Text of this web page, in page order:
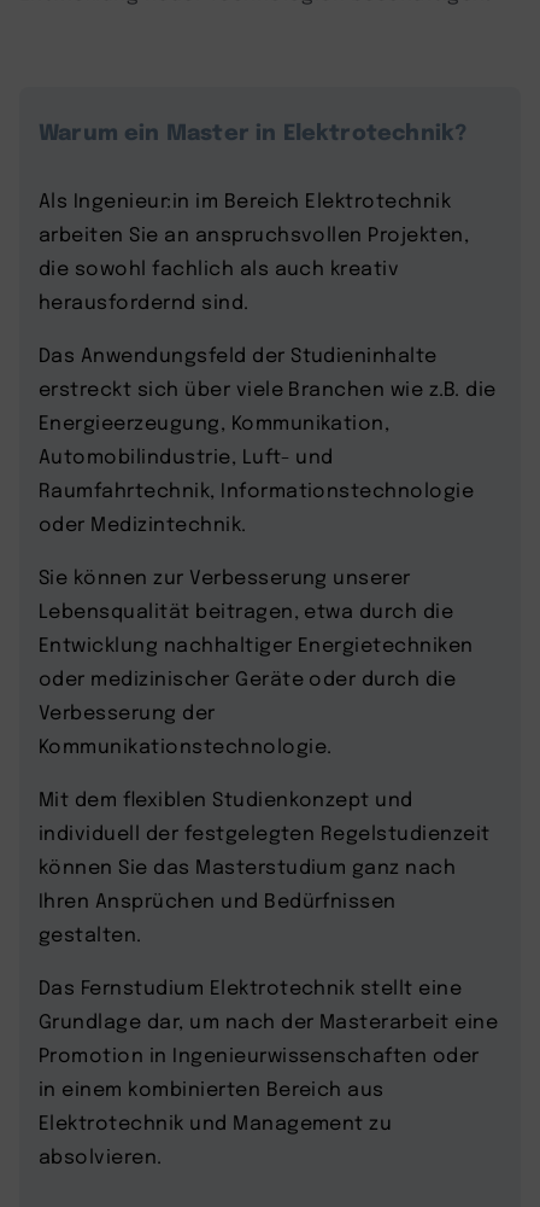
Warum ein Master in Elektrotechnik?
Als Ingenieur:in im Bereich Elektrotechnik
arbeiten Sie an anspruchsvollen Projekten,
die sowohl fachlich als auch kreativ
herausfordernd sind.
Das Anwendungsfeld der Studieninhalte
erstreckt sich über viele Branchen wie z.B. die
Energieerzeugung, Kommunikation,
Automobilindustrie, Luft- und
Raumfahrtechnik, Informationstechnologie
oder Medizintechnik.
Sie können zur Verbesserung unserer
Lebensqualität beitragen, etwa durch die
Entwicklung nachhaltiger Energietechniken
oder medizinischer Geräte oder durch die
Verbesserung der
Kommunikationstechnologie.
Mit dem flexiblen Studienkonzept und
individuell der festgelegten Regelstudienzeit
können Sie das Masterstudium ganz nach
Ihren Ansprüchen und Bedürfnissen
gestalten.
Das Fernstudium Elektrotechnik stellt eine
Grundlage dar, um nach der Masterarbeit eine
Promotion in Ingenieurwissenschaften oder
in einem kombinierten Bereich aus
Elektrotechnik und Management zu
absolvieren.